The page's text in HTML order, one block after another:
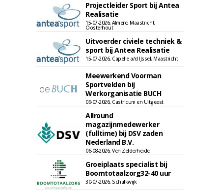
Projectleider Sport bij Antea
Realisatie
15-07-2026, Almere, Maastricht,
Oosterhout
Uitvoerder civiele techniek &
sport bij Antea Realisatie
15-07-2026, Capelle a/d IJssel, Maastricht
Meewerkend Voorman
Sportvelden bij
Werkorganisatie BUCH
09-07-2026, Castricum en Uitgeest
Allround
magazijnmedewerker
(fulltime) bij DSV zaden
Nederland B.V.
06-08-2026, Ven Zelderheide
Groeiplaats specialist bij
Boomtotaalzorg32-40 uur
30-07-2026, Schalkwijk